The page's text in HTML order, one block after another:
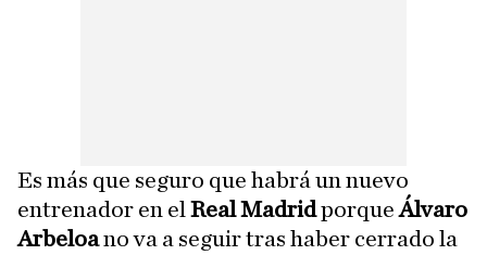
Es más que seguro que habrá un nuevo
entrenador en el Real MadridporqueÁlvaro
Arbeloano va a seguir tras haber cerrado la